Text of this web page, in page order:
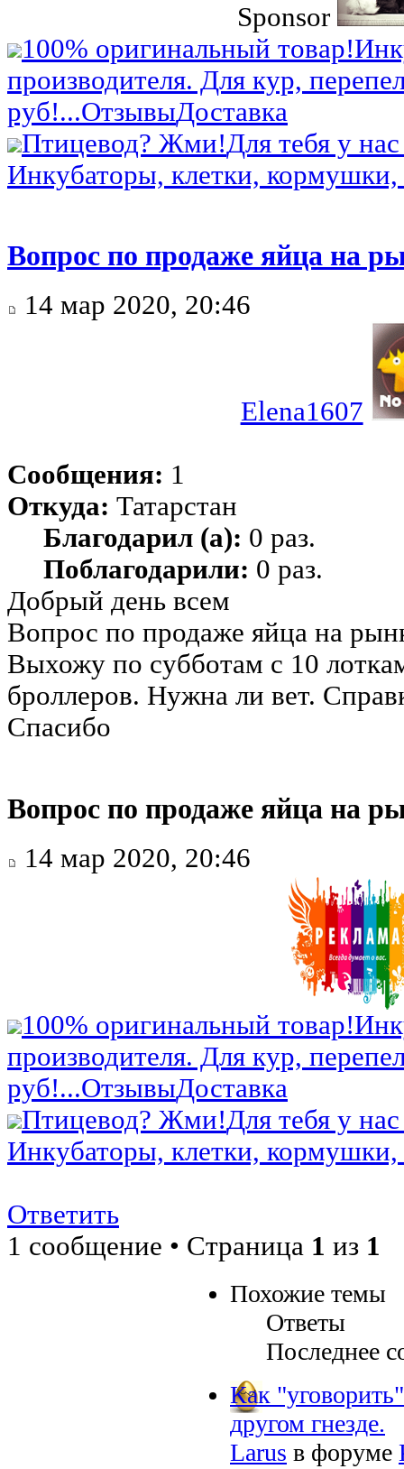
Sponsor
100% оригинальный товар!
производителя. Для кур,
руб!...ОтзывыДоставка
Птицевод? Жми!Для тебя у
Инкубаторы, клетки,
Вопрос по продаже яйца на
14 мар 2020, 20:46
Elena1607
Сообщения: 1
Откуда: Татарстан
Благодарил (а): 0 раз.
Поблагодарили: 0 раз.
Добрый день всем
Вопрос по продаже яйца на
Выхожу по субботам с 10
броллеров. Нужна ли вет.
Спасибо
Вопрос по продаже яйца на
14 мар 2020, 20:46
100% оригинальный товар!
производителя. Для кур,
руб!...ОтзывыДоставка
Птицевод? Жми!Для тебя у
Инкубаторы, клетки,
Ответить
1 сообщение • Страница 1 из 1
Похожие темы
Ответы
Последнее
Как
другом гнезде.
Larus в форуме